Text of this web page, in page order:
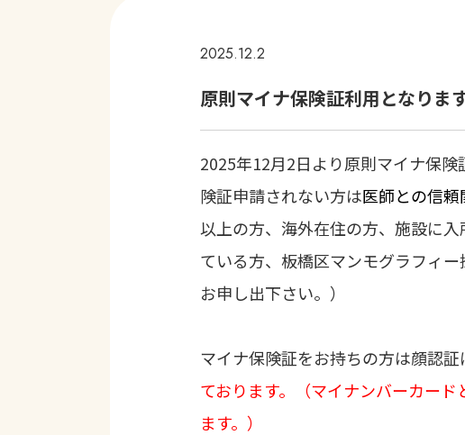
2025.12.2
原則マイナ保険証利用となります
2025年12月2日より原則マイナ保
険証申請されない方は医師との信頼
以上の方、海外在住の方、施設に
ている方、板橋区マンモグラフィ
お申し出下さい。）
マイナ保険証をお持ちの方は顔認証
ております。（マイナンバーカー
ます。）